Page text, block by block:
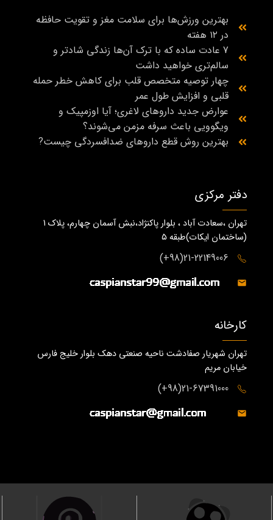
بهترین ورزش‌ها برای سلامت مغز و تقویت حافظه
در ۱۲ هفته
7 عادت ساده که با ترک آن‌ها زندگی شادتر و
سالم‌تری خواهید داشت
چهار توصیه متخصص قلب برای کاهش خطر حمله
قلبی و افزایش طول عمر
عوارض جدید داروهای لاغری؛ آیا اوزمپیک و
ویگوویی باعث سرفه مزمن می‌شوند؟
بهترین روش قطع داروهای ضدافسردگی چیست?
دفتر مرکزی
تهران ،سعادت آباد ، بلوار پاکنژاد،نبش آسمان چهارم، پلاک 1
(ساختمان ايكات)طبقه ٥
21-22149006(98+)
کارخانه
تهران شهریار صفادشت ناحیه صنعتی دهک بلوار خلیج فارس
خیابان مریم
21-67391000(98+)